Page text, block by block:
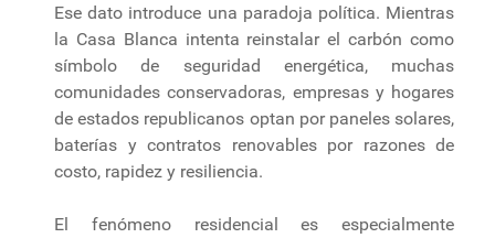
Ese dato introduce una paradoja política. Mientras
la Casa Blanca intenta reinstalar el carbón como
símbolo de seguridad energética, muchas
comunidades conservadoras, empresas y hogares
de estados republicanos optan por paneles solares,
baterías y contratos renovables por razones de
costo, rapidez y resiliencia.
El fenómeno residencial es especialmente